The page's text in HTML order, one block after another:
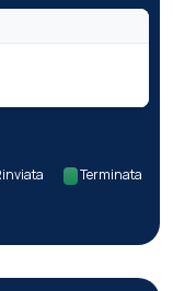
Terminata